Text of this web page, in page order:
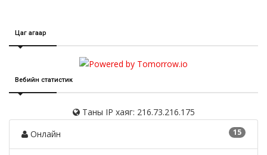
Цаг агаар
Вебийн статистик
Таны IP хаяг: 216.73.216.175
15
Онлайн